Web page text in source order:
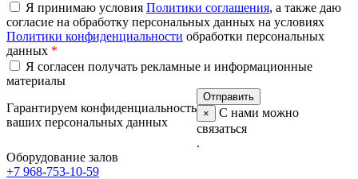
Я принимаю условия Политики соглашения, а также даю
согласие на обработку персональных данных на условиях
Политики конфиденциальности обработки персональных
данных *
Я согласен получать рекламные и информационные
материалы
Гарантируем конфиденциальность
ваших персональных данных
×
С нами можно
связаться
.
Оборудование залов
+7 968-753-10-59